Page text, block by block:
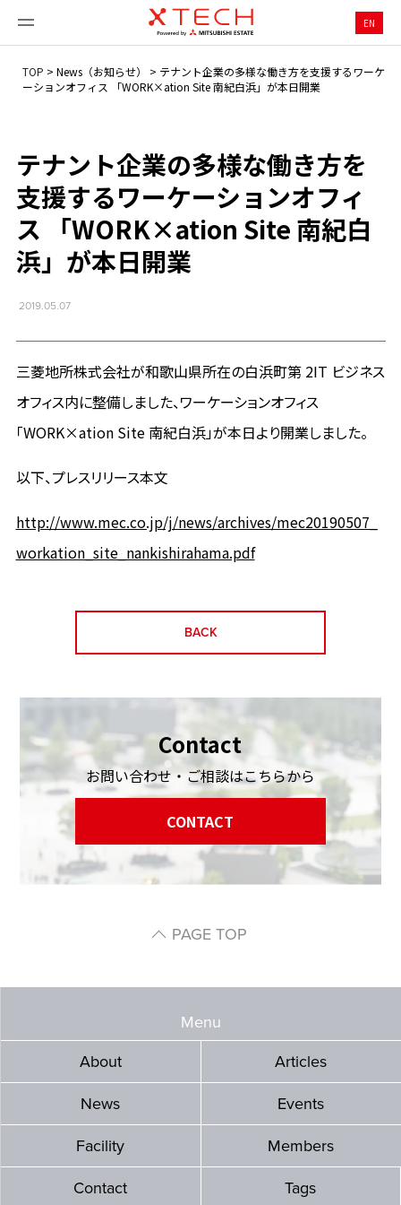
EN
TOP > News（お知らせ） > テナント企業の多様な働き方を支援するワーケ
ーションオフィス 「WORK×ation Site 南紀白浜」が本日開業
テナント企業の多様な働き方を
支援するワーケーションオフィ
ス 「WORK×ation Site 南紀白
浜」が本日開業
2019.05.07
三菱地所株式会社が和歌山県所在の白浜町第 2IT ビジネス
オフィス内に整備しました、ワーケーションオフィス
「WORK×ation Site 南紀白浜」が本日より開業しました。
以下、プレスリリース本文
http://www.mec.co.jp/j/news/archives/mec20190507_
workation_site_nankishirahama.pdf
BACK
Contact
お問い合わせ・ご相談はこちらから
CONTACT
PAGE TOP
Menu
About
Articles
News Events
Facility Members
Contact Tags